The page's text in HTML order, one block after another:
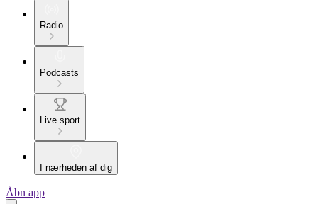
Radio
Podcasts
Live sport
I nærheden af dig
Åbn app